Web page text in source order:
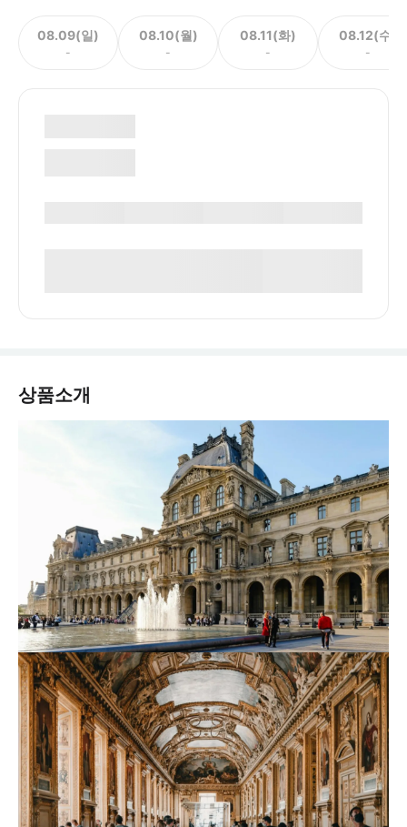
08.09(일)
-
08.10(월)
-
08.11(화)
-
08.12(수)
-
상품소개